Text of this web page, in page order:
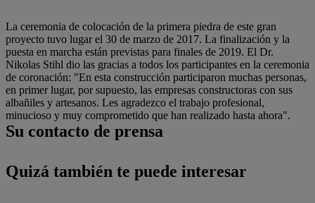
La ceremonia de colocación de la primera piedra de este gran
proyecto tuvo lugar el 30 de marzo de 2017. La finalización y la
puesta en marcha están previstas para finales de 2019. El Dr.
Nikolas Stihl dio las gracias a todos los participantes en la ceremonia
de coronación: "En esta construcción participaron muchas personas,
en primer lugar, por supuesto, las empresas constructoras con sus
albañiles y artesanos. Les agradezco el trabajo profesional,
minucioso y muy comprometido que han realizado hasta ahora".
Su contacto de prensa
Quizá también te puede interesar